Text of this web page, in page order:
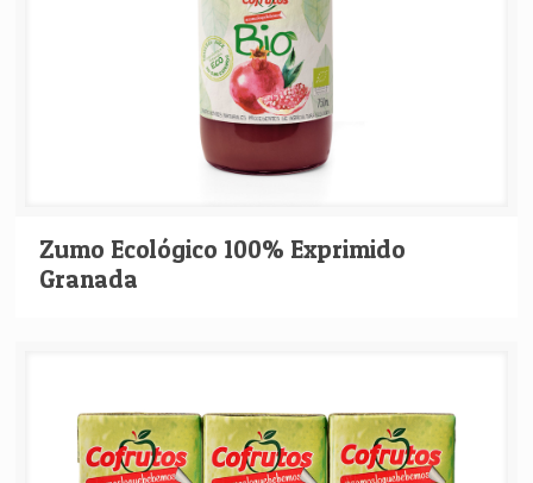
Zumo Ecológico 100% Exprimido
Granada